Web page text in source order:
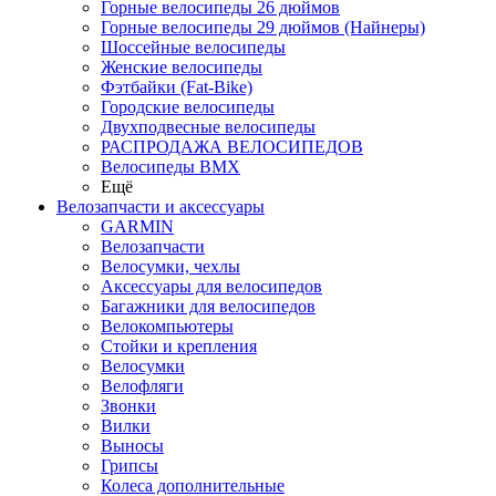
Горные велосипеды 26 дюймов
Горные велосипеды 29 дюймов (Найнеры)
Шоссейные велосипеды
Женские велосипеды
Фэтбайки (Fat-Bike)
Городские велосипеды
Двухподвесные велосипеды
РАСПРОДАЖА ВЕЛОСИПЕДОВ
Велосипеды BMX
Ещё
Велозапчасти и аксессуары
GARMIN
Велозапчасти
Велосумки, чехлы
Аксессуары для велосипедов
Багажники для велосипедов
Велокомпьютеры
Стойки и крепления
Велосумки
Велофляги
Звонки
Вилки
Выносы
Грипсы
Колеса дополнительные